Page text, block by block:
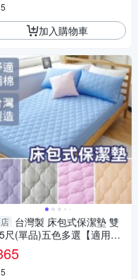
5
加入購物車
台灣製 床包式保潔墊 雙
尺(單品)五色多選【適用最
28cm床墊】可機洗 柔軟鋪棉
樂
5